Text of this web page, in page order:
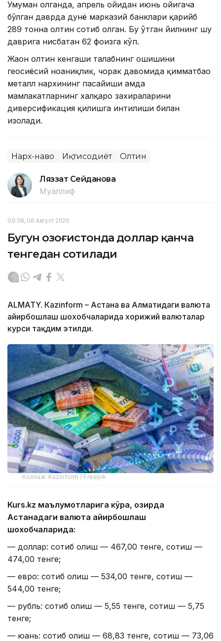
Умуман олганда, апрель ойидан июнь ойигача
бўлган даврда дунё марказий банклари қарийб
289 тонна олтин сотиб олган. Бу ўтган йилнинг шу
даврига нисбатан 62 фоизга кўп.
Жаҳон олтин кенгаши талабнинг ошишини
геосиёсий ноаниқлик, чорак давомида қимматбаҳо
металл нархининг пасайиши ҳамда
мамлакатларнинг халқаро захираларини
диверсификация қилишга интилиши билан
изоҳлади.
Нарх-наво Иқтисодиёт Олтин
Ляззат Сейданова
Муаллиф
09:38, 06 Август 2026
Бугун Қозоғистонда доллар қанча
тенгедан сотилади
ALMATY. Кazinform – Астана ва Алматидаги валюта
айирбошлаш шохобчаларида хорижий валюталар
курси тақдим этилди.
Коллаж: Kazinform / Freepik
Kurs.kz маълумотларига кўра, ҳозирда
Астанадаги валюта айирбошлаш
шохобчаларида:
— доллар: сотиб олиш — 467,00 тенге, сотиш —
474,00 тенге;
— евро: сотиб олиш — 534,00 тенге, сотиш —
544,00 тенге;
— рубль: сотиб олиш — 5,55 тенге, сотиш — 5,75
тенге;
— юань: сотиб олиш — 68,83 тенге, сотиш — 73,06